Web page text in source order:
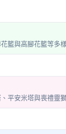
籃與高腳花籃等多
平安米塔與喪禮靈